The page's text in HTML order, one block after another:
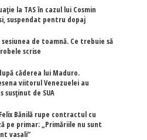
la TAS în cazul lui Cosmin
suspendat pentru dopaj
de toamnă. Ce trebuie să
scrise
căderea lui Maduro.
viitorul Venezuelei au
susținut de SUA
Bănilă rupe contractul cu
pe primar: „Primăriile nu sunt
vasali”